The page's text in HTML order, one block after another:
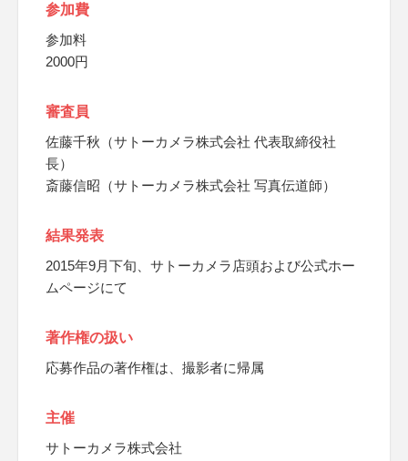
参加費
参加料
2000円
審査員
佐藤千秋（サトーカメラ株式会社 代表取締役社
長）
斎藤信昭（サトーカメラ株式会社 写真伝道師）
結果発表
2015年9月下旬、サトーカメラ店頭および公式ホー
ムページにて
著作権の扱い
応募作品の著作権は、撮影者に帰属
主催
サトーカメラ株式会社